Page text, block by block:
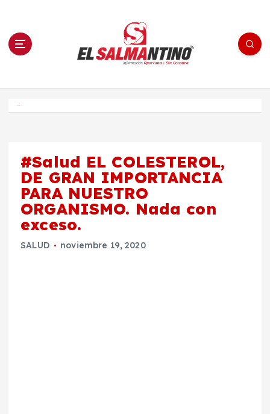
n El Salmantino - medios/noticias/editorial
#Salud EL COLESTEROL,
DE GRAN IMPORTANCIA
PARA NUESTRO
ORGANISMO. Nada con
exceso.
SALUD noviembre 19, 2020